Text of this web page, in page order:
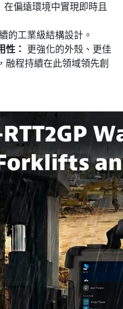
在偏遠環境中實現即時且
的工業級結構設計。
性： 更強化的外殼、更佳
融程持續在此領域領先創